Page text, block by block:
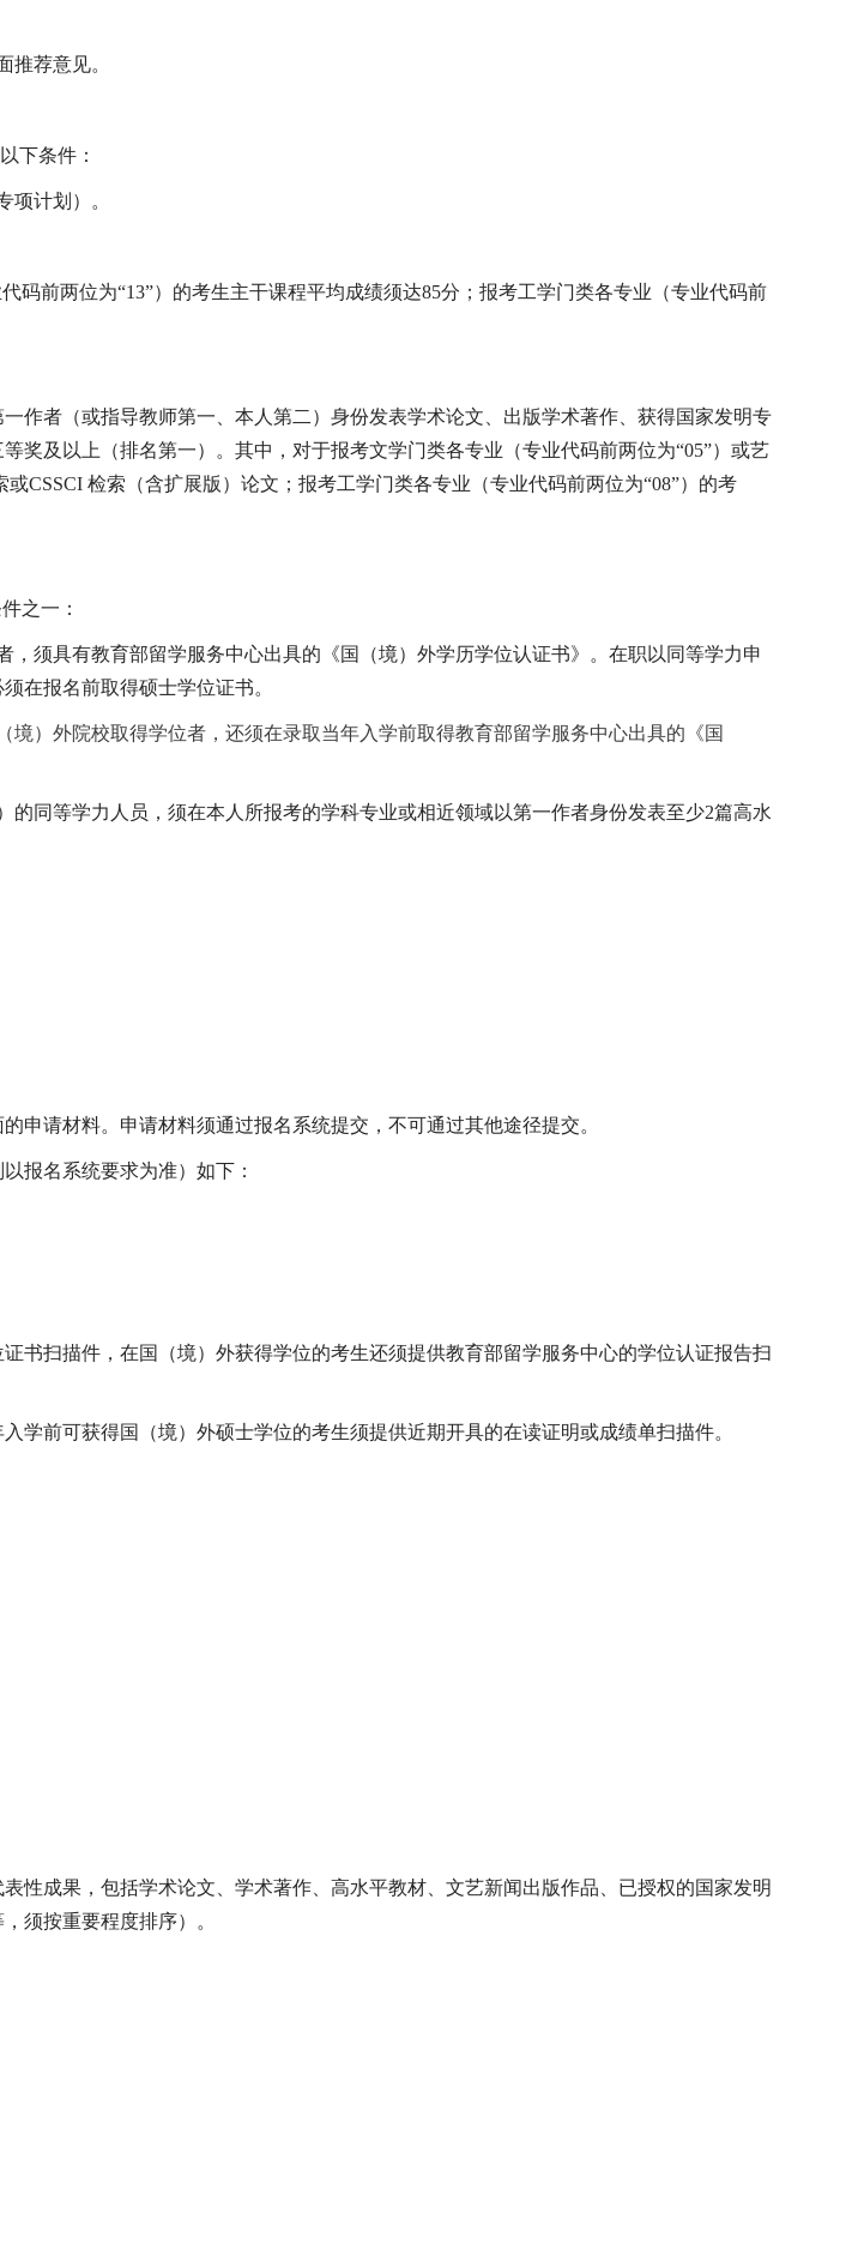
推荐意见。
下条件：
项计划）。
码前两位为“13”）的考生主干课程平均成绩须达85分；报考工学门类各专业（专业代码前
作者（或指导教师第一、本人第二）身份发表学术论文、出版学术著作、获得国家发明专
奖及以上（排名第一）。其中，对于报考文学门类各专业（专业代码前两位为“05”）或艺
或CSSCI 检索（含扩展版）论文；报考工学门类各专业（专业代码前两位为“08”）的考
之一：
须具有教育部留学服务中心出具的《国（境）外学历学位认证书》。在职以同等学力申
在报名前取得硕士学位证书。
境）外院校取得学位者，还须在录取当年入学前取得教育部留学服务中心出具的《国
的同等学力人员，须在本人所报考的学科专业或相近领域以第一作者身份发表至少2篇高水
申请材料。申请材料须通过报名系统提交，不可通过其他途径提交。
报名系统要求为准）如下：
书扫描件，在国（境）外获得学位的考生还须提供教育部留学服务中心的学位认证报告扫
学前可获得国（境）外硕士学位的考生须提供近期开具的在读证明或成绩单扫描件。
性成果，包括学术论文、学术著作、高水平教材、文艺新闻出版作品、已授权的国家发明
须按重要程度排序）。